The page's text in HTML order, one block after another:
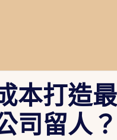
本打造
司留人？